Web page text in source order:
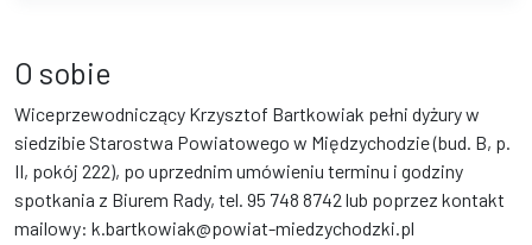
O sobie
Wiceprzewodniczący Krzysztof Bartkowiak pełni dyżury w
siedzibie Starostwa Powiatowego w Międzychodzie (bud. B, p.
II, pokój 222), po uprzednim umówieniu terminu i godziny
spotkania z Biurem Rady, tel. 95 748 8742 lub poprzez kontakt
mailowy: k.bartkowiak@powiat-miedzychodzki.pl